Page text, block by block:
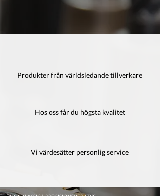
Produkter från världsledande tillverkare
Hos oss får du högsta kvalitet
Vi värdesätter personlig service